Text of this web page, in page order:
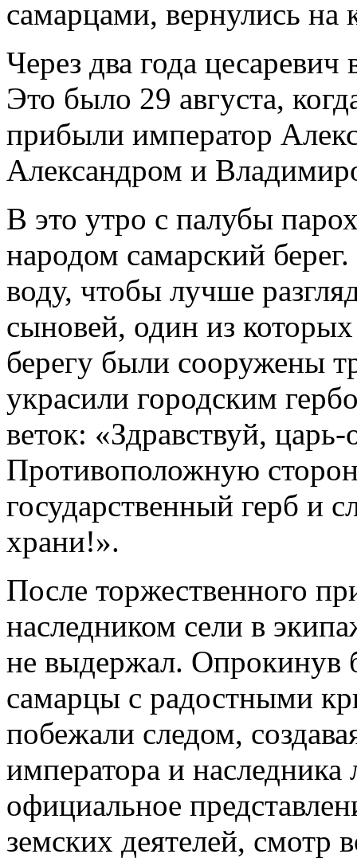
самарцами, вернулись на
Через два года
Это было 29 августа,
прибыли император
Александром и
В это утро с палубы
народом самарский
воду, чтобы лучше
сыновей, один из
берегу были сооружены
украсили городским
веток: «Здравствуй,
Противоположную
государственный герб и
храни!».
После торжественного
наследником сели в
не выдержал. Опрокинув
самарцы с радостными
побежали следом,
императора и
официальное
земских деятелей, смотр